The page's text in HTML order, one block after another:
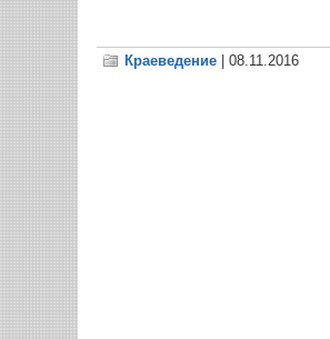
Краеведение | 08.11.2016